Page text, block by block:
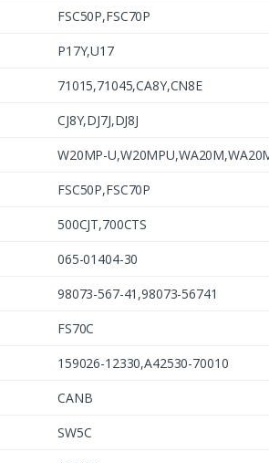
FSC50P,FSC70P
P17Y,U17
71015,71045,CA8Y,CN8E
CJ8Y,DJ7J,DJ8J
W20MP-
FSC50P,FSC70P
500CJT,700CTS
065-01404-30
98073-567-41,98073-56741
FS70C
159026-12330,A42530-70010
CANB
SW5C